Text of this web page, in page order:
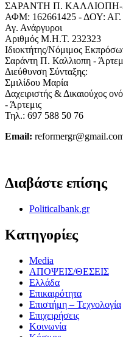
ΣΑΡΑΝΤΗ Π. ΚΑΛΛΙΟΠΗ-
ΑΦΜ: 162661425 - ΔΟΥ:
Αγ. Ανάργυροι
Αριθμός Μ.Η.Τ. 232323
Ιδιοκτήτης/Νόμιμος
Σαράντη Π. Καλλιοπη -
Διεύθυνση Σύνταξης:
Σμιλίδου Μαρία
Δαχειριστής & Δικαιούχος
- Άρτεμις
Τηλ.: 697 588 50 76
Email:
Διαβάστε επίσης
Politicalbank.gr
Κατηγορίες
Media
ΑΠΟΨΕΙΣ/ΘΕΣΕΙΣ
Ελλάδα
Επικαιρότητα
Επιστήμη – Τεχνολογία
Επιχειρήσεις
Κοινωνία